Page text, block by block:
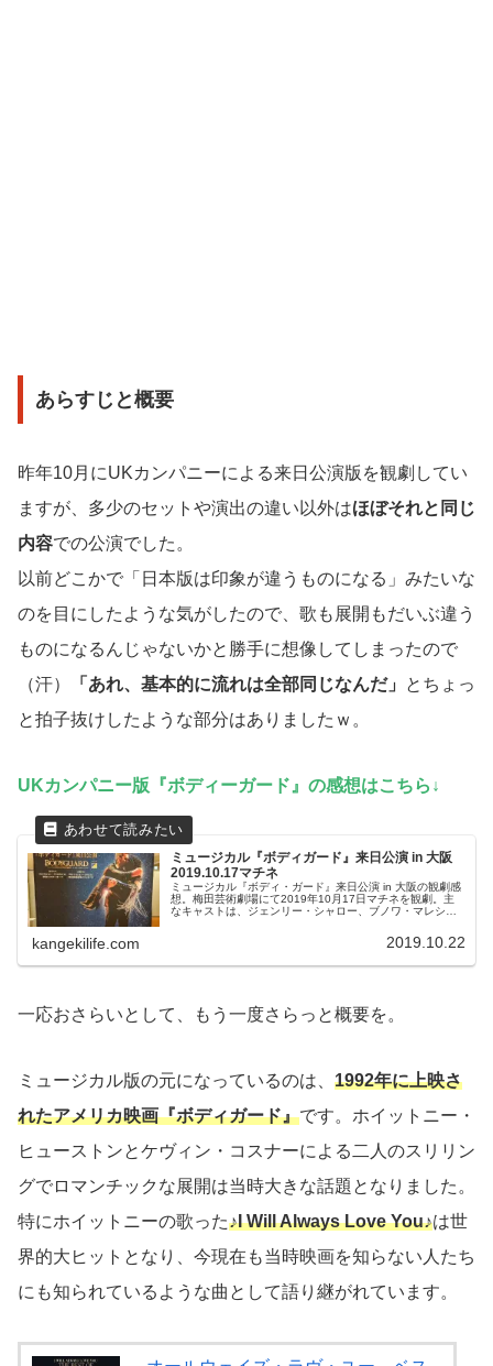
あらすじと概要
昨年10月にUKカンパニーによる来日公演版を観劇してい
ますが、多少のセットや演出の違い以外はほぼそれと同じ
内容での公演でした。
以前どこかで「日本版は印象が違うものになる」みたいな
のを目にしたような気がしたので、歌も展開もだいぶ違う
ものになるんじゃないかと勝手に想像してしまったので
（汗）
「あれ、基本的に流れは全部同じなんだ」
とちょっ
と拍子抜けしたような部分はありましたｗ。
UKカンパニー版『ボディーガード』の感想はこちら↓
ミュージカル『ボディガード』来日公演 in 大阪
2019.10.17マチネ
ミュージカル『ボディ・ガード』来日公演 in 大阪の観劇感
想。梅田芸術劇場にて2019年10月17日マチネを観劇。主
なキャストは、ジェンリー・シャロー、ブノワ・マレシャ
ター・ランディ、グレイグ・ベリー、フィル・アトキンソ
ン、サイモン・コットン、アーチー・スミス ほか
kangekilife.com 2019.10.22
一応おさらいとして、もう一度さらっと概要を。
ミュージカル版の元になっているのは、 1992年に上映さ
れたアメリカ映画『ボディガード』です。ホイットニー・
ヒューストンとケヴィン・コスナーによる二人のスリリン
グでロマンチックな展開は当時大きな話題となりました。
特にホイットニーの歌った♪I Will Always Love You♪は世
界的大ヒットとなり、今現在も当時映画を知らない人たち
にも知られているような曲として語り継がれています。